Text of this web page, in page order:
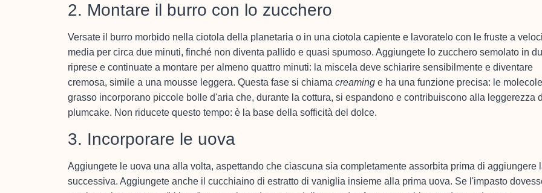
2. Montare il burro con lo zucchero
Versate il burro morbido nella ciotola della planetaria o in una ciotola capiente e lavoratelo con le fruste a
media per circa due minuti, finché non diventa pallido e quasi spumoso. Aggiungete lo zucchero semolato in
riprese e continuate a montare per almeno quattro minuti: la miscela deve schiarire sensibilmente e diventare
cremosa, simile a una mousse leggera. Questa fase si chiama creaming e ha una funzione precisa: le
grasso incorporano piccole bolle d'aria che, durante la cottura, si espandono e contribuiscono alla leggerezza
plumcake. Non riducete questo tempo: è la base della sofficità del dolce.
3. Incorporare le uova
Aggiungete le uova una alla volta, aspettando che ciascuna sia completamente assorbita prima di aggiungere
successiva. Aggiungete anche il cucchiaino di estratto di vaniglia insieme alla prima uova. Se l'impasto